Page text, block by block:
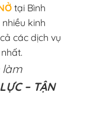
tại Bình
kinh
các dịch vụ
làm
– TẬN